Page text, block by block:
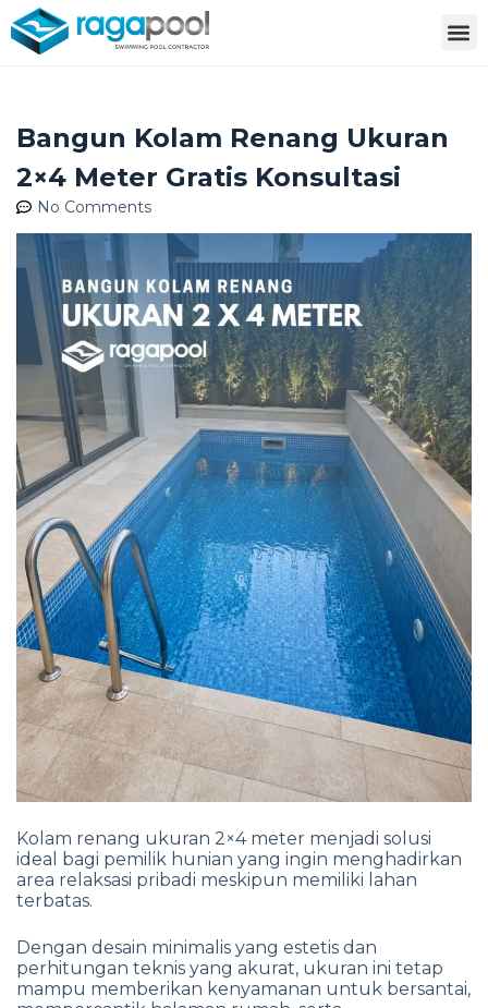
Bangun Kolam Renang Ukuran
2×4 Meter Gratis Konsultasi
No Comments
Kolam renang ukuran 2×4 meter menjadi solusi
ideal bagi pemilik hunian yang ingin menghadirkan
area relaksasi pribadi meskipun memiliki lahan
terbatas.
Dengan desain minimalis yang estetis dan
perhitungan teknis yang akurat, ukuran ini tetap
mampu memberikan kenyamanan untuk bersantai,